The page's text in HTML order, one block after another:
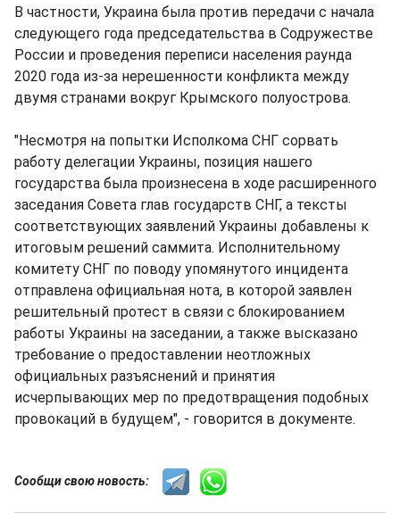
В частности, Украина была против передачи с начала
следующего года председательства в Содружестве
России и проведения переписи населения раунда
2020 года из-за нерешенности конфликта между
двумя странами вокруг Крымского полуострова.
"Несмотря на попытки Исполкома СНГ сорвать
работу делегации Украины, позиция нашего
государства была произнесена в ходе расширенного
заседания Совета глав государств СНГ, а тексты
соответствующих заявлений Украины добавлены к
итоговым решений саммита. Исполнительному
комитету СНГ по поводу упомянутого инцидента
отправлена официальная нота, в которой заявлен
решительный протест в связи с блокированием
работы Украины на заседании, а также высказано
требование о предоставлении неотложных
официальных разъяснений и принятия
исчерпывающих мер по предотвращения подобных
провокаций в будущем", - говорится в документе.
Сообщи свою новость: